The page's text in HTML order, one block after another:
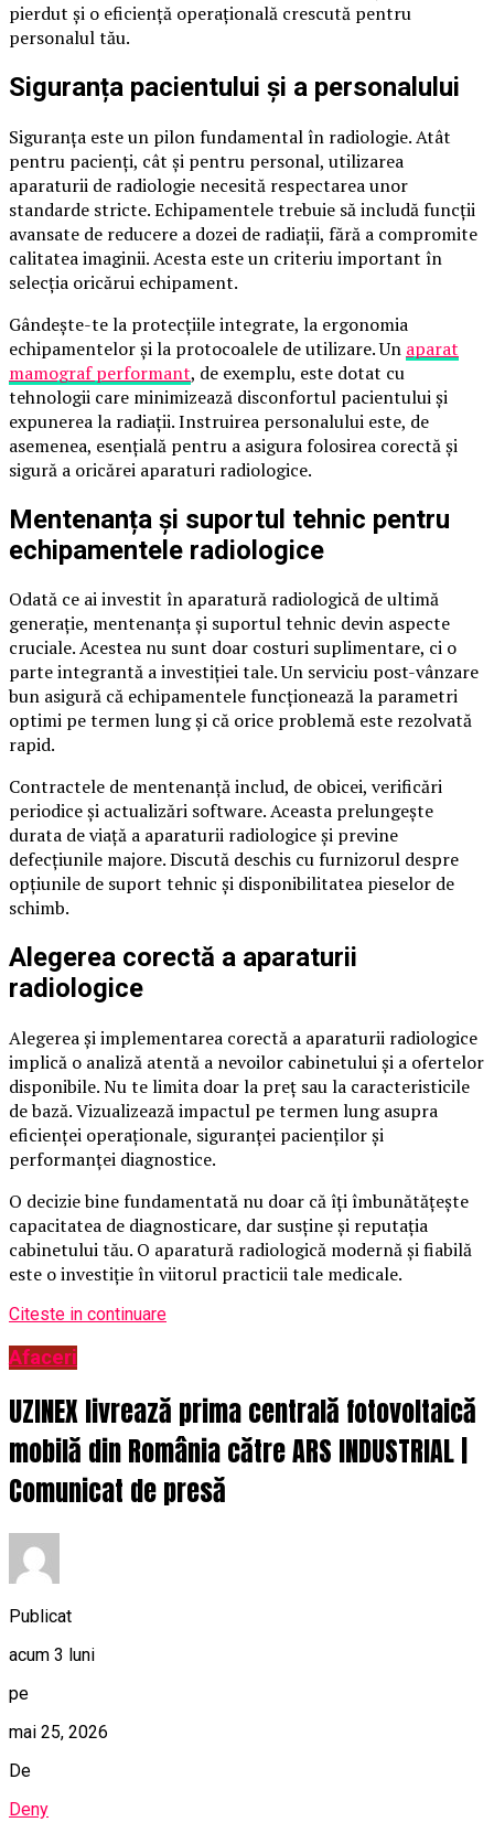
pierdut și o eficiență operațională crescută pentru
personalul tău.
Siguranța pacientului și a personalului
Siguranța este un pilon fundamental în radiologie. Atât
pentru pacienți, cât și pentru personal, utilizarea
aparaturii de radiologie necesită respectarea unor
standarde stricte. Echipamentele trebuie să includă funcții
avansate de reducere a dozei de radiații, fără a compromite
calitatea imaginii. Acesta este un criteriu important în
selecția oricărui echipament.
Gândește-te la protecțiile integrate, la ergonomia
echipamentelor și la protocoalele de utilizare. Un aparat
mamograf performant, de exemplu, este dotat cu
tehnologii care minimizează disconfortul pacientului și
expunerea la radiații. Instruirea personalului este, de
asemenea, esențială pentru a asigura folosirea corectă și
sigură a oricărei aparaturi radiologice.
Mentenanța și suportul tehnic pentru
echipamentele radiologice
Odată ce ai investit în aparatură radiologică de ultimă
generație, mentenanța și suportul tehnic devin aspecte
cruciale. Acestea nu sunt doar costuri suplimentare, ci o
parte integrantă a investiției tale. Un serviciu post-vânzare
bun asigură că echipamentele funcționează la parametri
optimi pe termen lung și că orice problemă este rezolvată
rapid.
Contractele de mentenanță includ, de obicei, verificări
periodice și actualizări software. Aceasta prelungește
durata de viață a aparaturii radiologice și previne
defecțiunile majore. Discută deschis cu furnizorul despre
opțiunile de suport tehnic și disponibilitatea pieselor de
schimb.
Alegerea corectă a aparaturii
radiologice
Alegerea și implementarea corectă a aparaturii radiologice
implică o analiză atentă a nevoilor cabinetului și a ofertelor
disponibile. Nu te limita doar la preț sau la caracteristicile
de bază. Vizualizează impactul pe termen lung asupra
eficienței operaționale, siguranței pacienților și
performanței diagnostice.
O decizie bine fundamentată nu doar că îți îmbunătățește
capacitatea de diagnosticare, dar susține și reputația
cabinetului tău. O aparatură radiologică modernă și fiabilă
este o investiție în viitorul practicii tale medicale.
Citeste in continuare
Afaceri
UZINEX livrează prima centrală fotovoltaică
mobilă din România către ARS INDUSTRIAL |
Comunicat de presă
Publicat
acum 3 luni
pe
mai 25, 2026
De
Deny